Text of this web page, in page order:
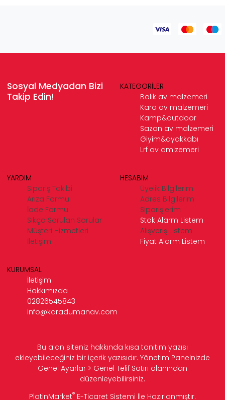
Sosyal Medyadan Bizi
Takip Edin!
KATEGORİLER
Balık av malzemeri
Kara av malzemeri
Kamp&outdoor
Sazan av malzemeri
Giyim&ayakkabı
Lrf av amlzemeri
YARDIM
Sipariş Takibi
Arıza Formu
İade Formu
Sıkça Sorulan Sorular
Müşteri Hizmetleri
İletişim
HESABIM
Üyelik Bilgilerim
Adres Bilgilerim
Siparişlerim
Stok Alarm Listem
Alışveriş Listem
Fiyat Alarm Listem
KURUMSAL
İletişim
Hakkımızda
02826545843
info@karadumanav.com
Bu alan siteniz hakkında kısa tanıtım yazısı
ekleyebileceğiniz bir içerik yazısıdır. Yönetim Panelnizde
Genel Ayarlar > Genel Telif Satırı alanından
düzenleyebilirsiniz.
PlatinMarket® E-Ticaret Sistemi İle Hazırlanmıştır.